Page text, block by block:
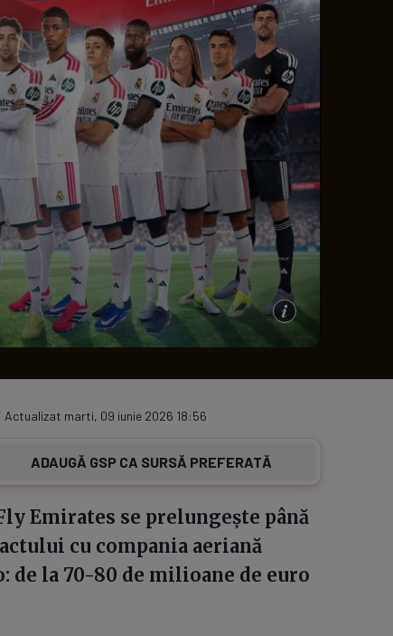
Meciuri Clasament
marti, 09 iunie 2026 18:56
ADAUGĂ GSP CA SURSĂ PREFERATĂ
Emirates se prelungește până
cu compania aeriană
de la 70-80 de milioane de euro